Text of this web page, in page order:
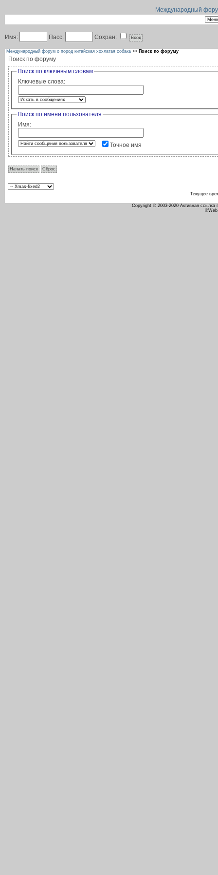
Международный
Имя: Пасс: Сохран:
Международный форум о пород китайская хохлатая собака >> Поиск по форуму
Поиск по форуму
Поиск по ключевым словам
Ключевые слова:
Поиск по имени пользователя
Имя:
Точное имя
Текущее
Copyright © 2003-2020 Активная ссылка